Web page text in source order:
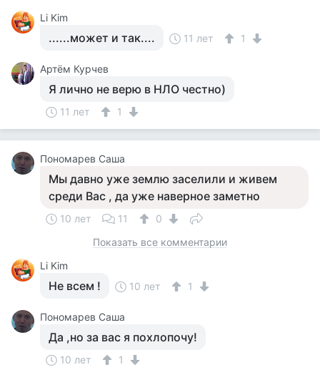
Li Kim
......может и так.... 11 лет 1
Артём Курчев
Я лично не верю в НЛО честно)
11 лет 1
Пономарев Саша
Мы давно уже землю заселили и живем
среди Вас , да уже наверное заметно
10 лет 11
0
Показать все комментарии
Li Kim
Не всем ! 10 лет 1
Пономарев Саша
Да ,но за вас я похлопочу!
10 лет
1